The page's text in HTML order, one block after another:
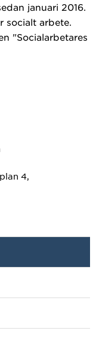
januari 2016.
socialt arbete.
"Socialarbetares
4,